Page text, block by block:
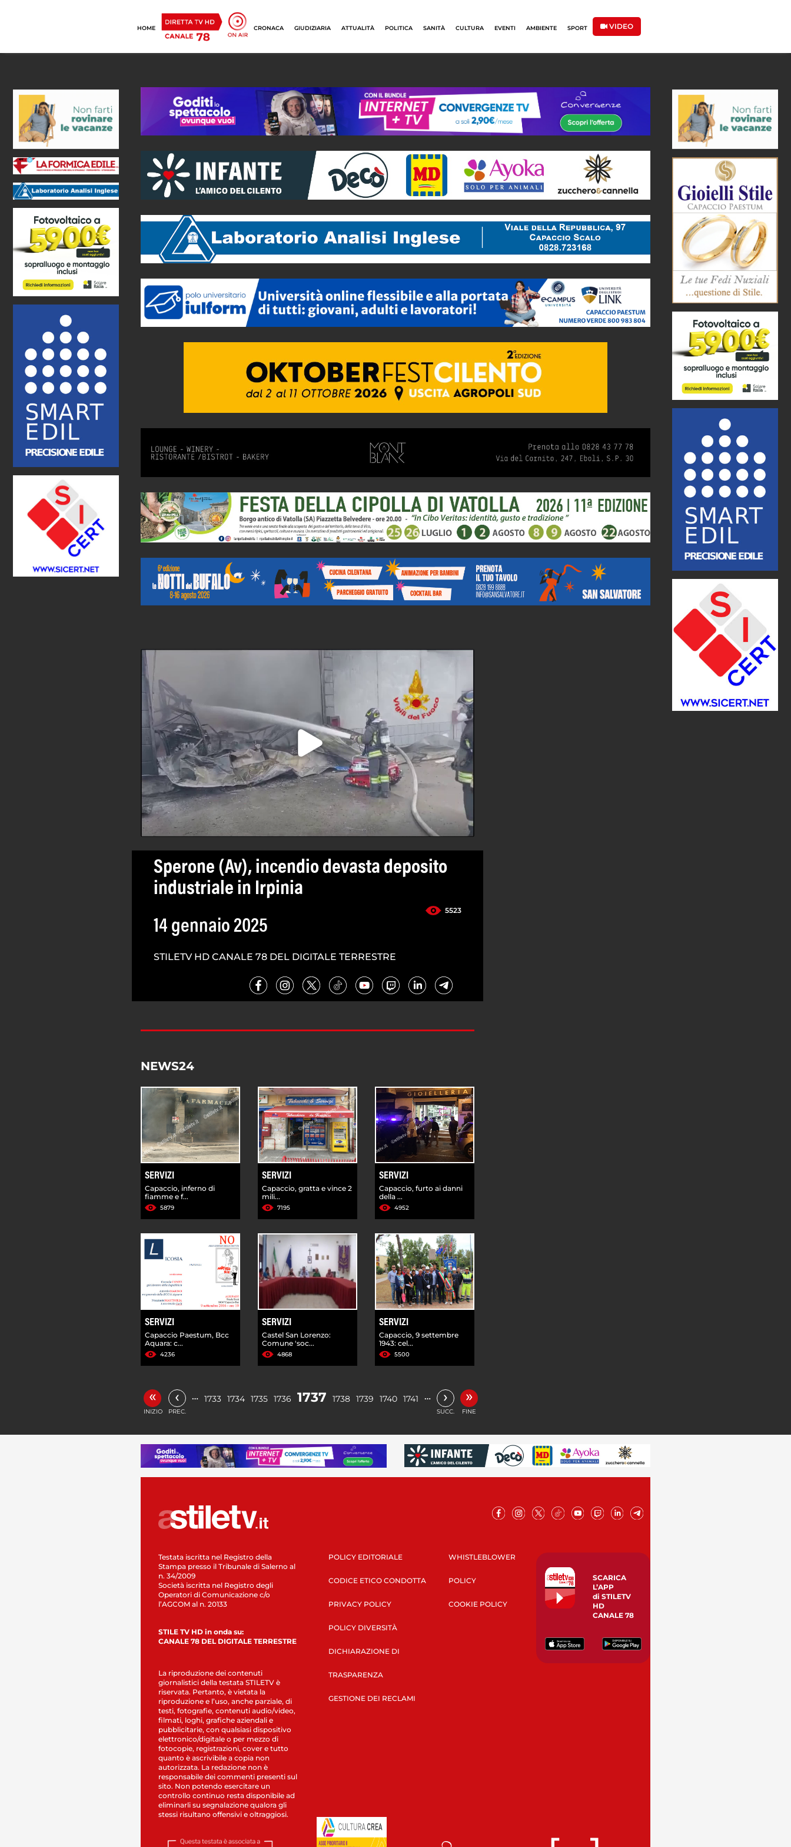
HOME CRONACA GIUDIZIARIA ATTUALITÀ POLITICA SANITÀ CULTURA EVENTI AMBIENTE SPORT VIDEO
Sperone (Av), incendio devasta deposito
industriale in Irpinia
5523
14 gennaio 2025
STILETV HD CANALE 78 DEL DIGITALE TERRESTRE
NEWS24
SERVIZI
Capaccio, inferno di
fiamme e f...
5879
SERVIZI
Capaccio, gratta e vince 2
mili...
7195
SERVIZI
Capaccio, furto ai danni
della ...
4952
SERVIZI
Capaccio Paestum, Bcc
Aquara: c...
4236
SERVIZI
Castel San Lorenzo:
Comune 'soc...
4868
SERVIZI
Capaccio, 9 settembre
1943: cel...
5500
«
INIZIO
‹
PREC.
… 1733 1734 1735 1736 1737 1738 1739 1740 1741 … ›
SUCC.
»
FINE
Testata iscritta nel Registro della
Stampa presso il Tribunale di Salerno al
n. 34/2009
Società iscritta nel Registro degli
Operatori di Comunicazione c/o
l’AGCOM al n. 20133
STILE TV HD in onda su:
CANALE 78 DEL DIGITALE TERRESTRE
La riproduzione dei contenuti
giornalistici della testata STILETV è
riservata. Pertanto, è vietata la
riproduzione e l’uso, anche parziale, di
testi, fotografie, contenuti audio/video,
filmati, loghi, grafiche aziendali e
pubblicitarie, con qualsiasi dispositivo
elettronico/digitale o per mezzo di
fotocopie, registrazioni, cover e tutto
quanto è ascrivibile a copia non
autorizzata. La redazione non è
responsabile dei commenti presenti sul
sito. Non potendo esercitare un
controllo continuo resta disponibile ad
eliminarli su segnalazione qualora gli
stessi risultano offensivi e oltraggiosi.
POLICY EDITORIALE
CODICE ETICO CONDOTTA
PRIVACY POLICY
POLICY DIVERSITÀ
DICHIARAZIONE DI
TRASPARENZA
GESTIONE DEI RECLAMI
WHISTLEBLOWER
POLICY
COOKIE POLICY
SCARICA
L’APP
di STILETV
HD
CANALE 78